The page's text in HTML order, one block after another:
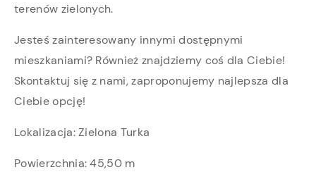
terenów zielonych.
Jesteś zainteresowany innymi dostępnymi
mieszkaniami? Również znajdziemy coś dla Ciebie!
Skontaktuj się z nami, zaproponujemy najlepsza dla
Ciebie opcję!
Lokalizacja: Zielona Turka
Powierzchnia: 45,50 m